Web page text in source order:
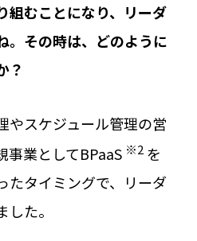
組むことになり、リーダ
。その時は、どのように
？
やスケジュール管理の営
事業としてBPaaS ※2を
たタイミングで、リーダ
た。